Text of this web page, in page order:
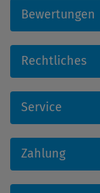
Bewertungen
Rechtliches
Service
Zahlung